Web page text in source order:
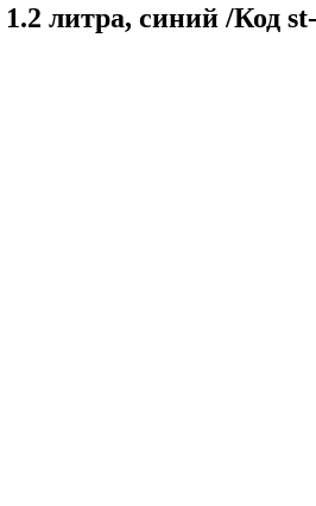
литра, синий /Код